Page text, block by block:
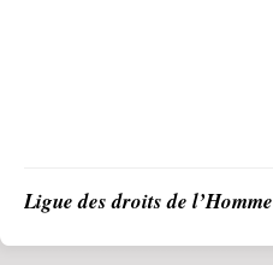
Ligue des droits de l’Homme